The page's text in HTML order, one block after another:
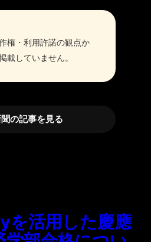
権・利用許諾の観点か
載していません。
の記事を見る
を活用した慶應